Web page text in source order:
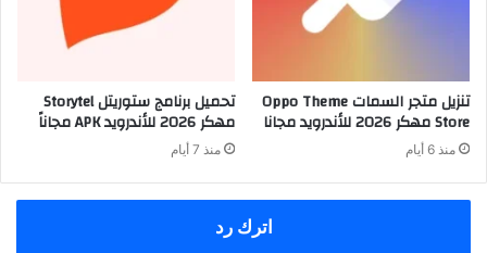
تنزيل متجر السمات Oppo Theme
Store مهكر 2026 للأندرويد مجانا
منذ 6 أيام
تحميل برنامج ستوريتل Storytel
مهكر 2026 للأندرويد APK مجاناً
منذ 7 أيام
اترك رد